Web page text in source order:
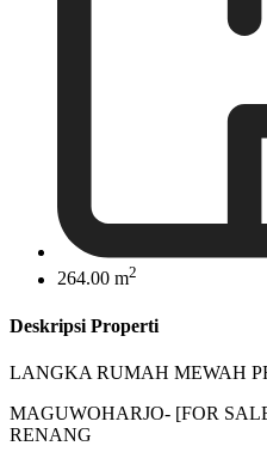
264.00 m2
Deskripsi Properti
LANGKA RUMAH MEWAH
MAGUWOHARJO- [FOR
RENANG